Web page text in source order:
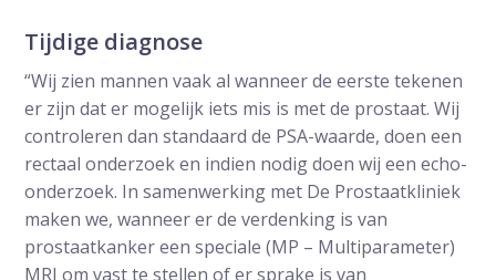
Tijdige diagnose
“Wij zien mannen vaak al wanneer de eerste tekenen
er zijn dat er mogelijk iets mis is met de prostaat. Wij
controleren dan standaard de PSA-waarde, doen een
rectaal onderzoek en indien nodig doen wij een echo-
onderzoek. In samenwerking met De Prostaatkliniek
maken we, wanneer er de verdenking is van
prostaatkanker een speciale (MP – Multiparameter)
MRI om vast te stellen of er sprake is van